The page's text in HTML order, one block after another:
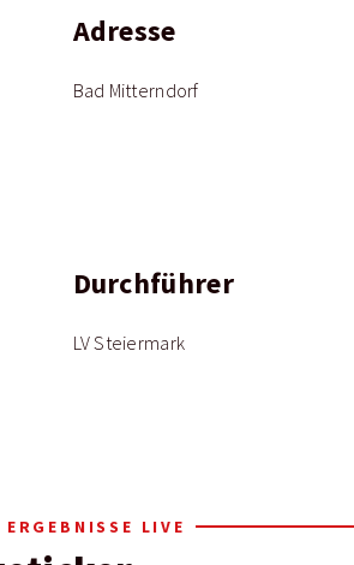
Adresse
Bad Mitterndorf
Durchführer
LV Steiermark
ERGEBNISSE LIVE